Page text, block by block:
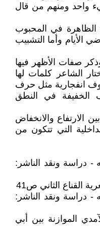
واحد ومنهم من قال
في المحبوب
الأيام وأما التشبيب
صفات الأظهر فيها
الشاعر كلمات لها
انفجارية مثل حرف
الخفيفة في النطق
الارتفاع والانخفاض
التي تتكون من
- دراسة ونقد الناشر:
- دراسة ونقد الناشر:
الموازنة بين أبي